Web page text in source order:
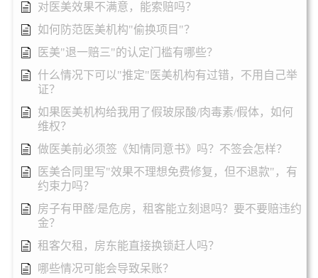
对医美效果不满意，能索赔吗？
如何防范医美机构"偷换项目"？
医美"退一赔三"的认定门槛有哪些？
什么情况下可以"推定"医美机构有过错，不用自己举
证？
如果医美机构给我用了假玻尿酸/肉毒素/假体，如何
维权？
做医美前必须签《知情同意书》吗？不签会怎样？
医美合同里写"效果不理想免费修复，但不退款"，有
约束力吗？
房子有甲醛/是危房，租客能立刻退吗？要不要赔违约
金？
租客欠租，房东能直接换锁赶人吗？
哪些情况可能会导致呆账？